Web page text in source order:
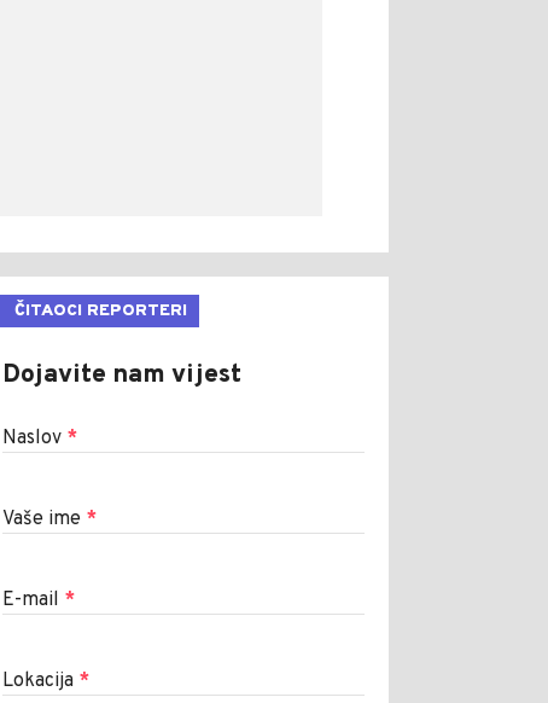
ČITAOCI REPORTERI
Dojavite nam vijest
Naslov *
Vaše ime *
E-mail *
Lokacija *